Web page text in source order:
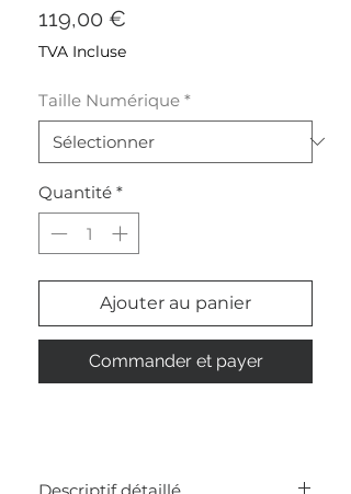
119,00 €
TVA Incluse
Taille Numérique *
Quantité *
Ajouter au panier
Commander et payer